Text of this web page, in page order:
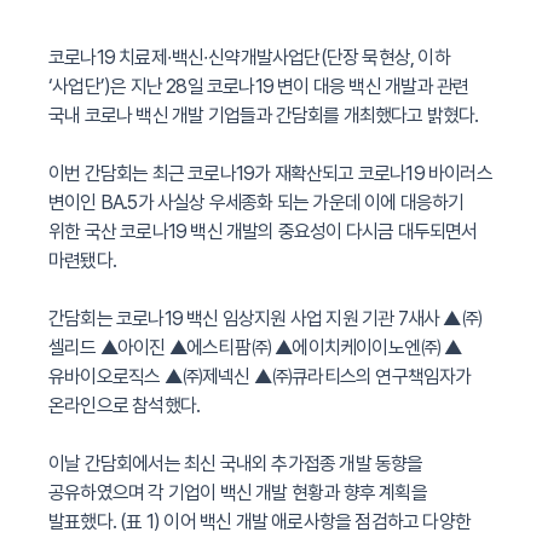
코로나19 치료제 ∙백신∙신약개발사업단(단장 묵현상, 이하
‘사업단’)은 지난28일 코로나19 변이 대응 백신 개발과 관련
국내 코로나 백신 개발 기업들과 간담회를 개최했다고 밝혔다.
이번 간담회는 최근 코로나19가 재확산되고 코로나19 바이러스
변이인 BA.5가 사실상 우세종화 되는 가운데 이에 대응하기
위한 국산 코로나19 백신 개발의 중요성이 다시금 대두되면서
마련됐다.
간담회는 코로나19 백신 임상지원 사업 지원 기관7새사▲㈜
셀리드 ▲아이진 ▲에스티팜㈜ ▲에이치케이이노엔㈜ ▲
유바이오로직스 ▲㈜제넥신 ▲㈜큐라티스의 연구책임자가
온라인으로 참석했다.
이날 간담회에서는 최신 국내외 추가접종 개발 동향을
공유하였으며 각 기업이 백신 개발 현황과 향후 계획을
발표했다. (표 1) 이어 백신 개발 애로사항을 점검하고 다양한